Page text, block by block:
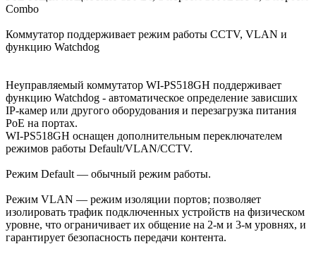
Combo
Коммутатор поддерживает режим работы CCTV, VLAN и
функцию Watchdog
Неуправляемый коммутатор WI-PS518GH поддерживает
функцию Watchdog - автоматическое определение зависших
IP-камер или другого оборудования и перезагрузка питания
PoE на портах.
WI-PS518GH оснащен дополнительным переключателем
режимов работы Default/VLAN/CCTV.
Режим Default — обычный режим работы.
Режим VLAN — режим изоляции портов; позволяет
изолировать трафик подключенных устройств на физическом
уровне, что ограничивает их общение на 2-м и 3-м уровнях, и
гарантирует безопасность передачи контента.